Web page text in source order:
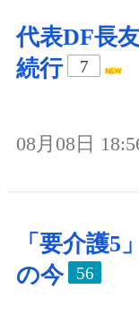
代表DF長
続行
7
08月08日
「要介護5
の今
56